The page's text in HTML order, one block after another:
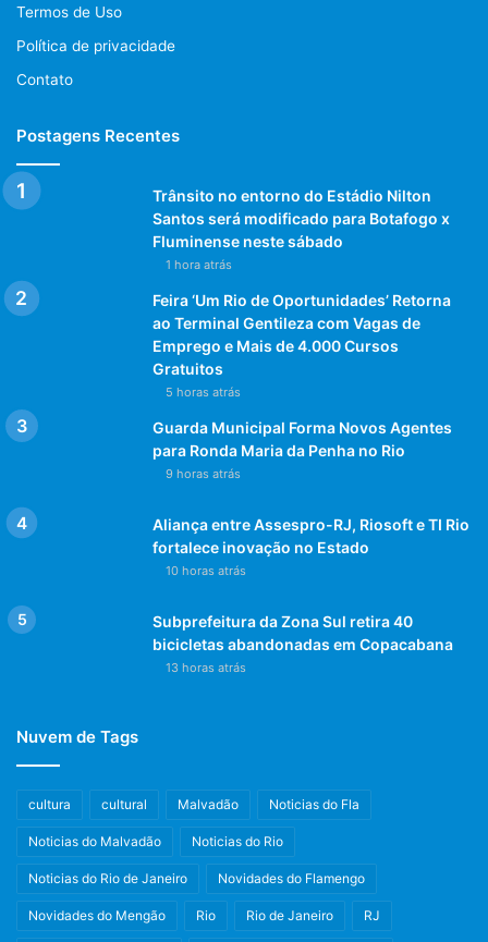
Termos de Uso
Política de privacidade
Contato
Postagens Recentes
Trânsito no entorno do Estádio Nilton
Santos será modificado para Botafogo x
Fluminense neste sábado
1 hora atrás
Feira ‘Um Rio de Oportunidades’ Retorna
ao Terminal Gentileza com Vagas de
Emprego e Mais de 4.000 Cursos
Gratuitos
5 horas atrás
Guarda Municipal Forma Novos Agentes
para Ronda Maria da Penha no Rio
9 horas atrás
Aliança entre Assespro-RJ, Riosoft e TI Rio
fortalece inovação no Estado
10 horas atrás
Subprefeitura da Zona Sul retira 40
bicicletas abandonadas em Copacabana
13 horas atrás
Nuvem de Tags
cultura cultural Malvadão Noticias do Fla
Noticias do Malvadão Noticias do Rio
Noticias do Rio de Janeiro Novidades do Flamengo
Novidades do Mengão Rio Rio de Janeiro RJ